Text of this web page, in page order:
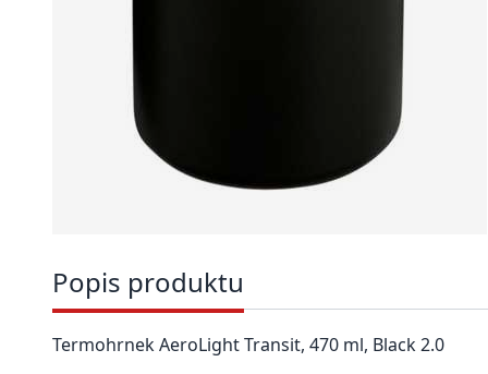
Popis produktu
Termohrnek AeroLight Transit, 470 ml, Black 2.0